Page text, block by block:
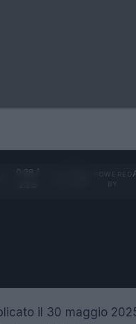
0:29 /
il 30 maggio